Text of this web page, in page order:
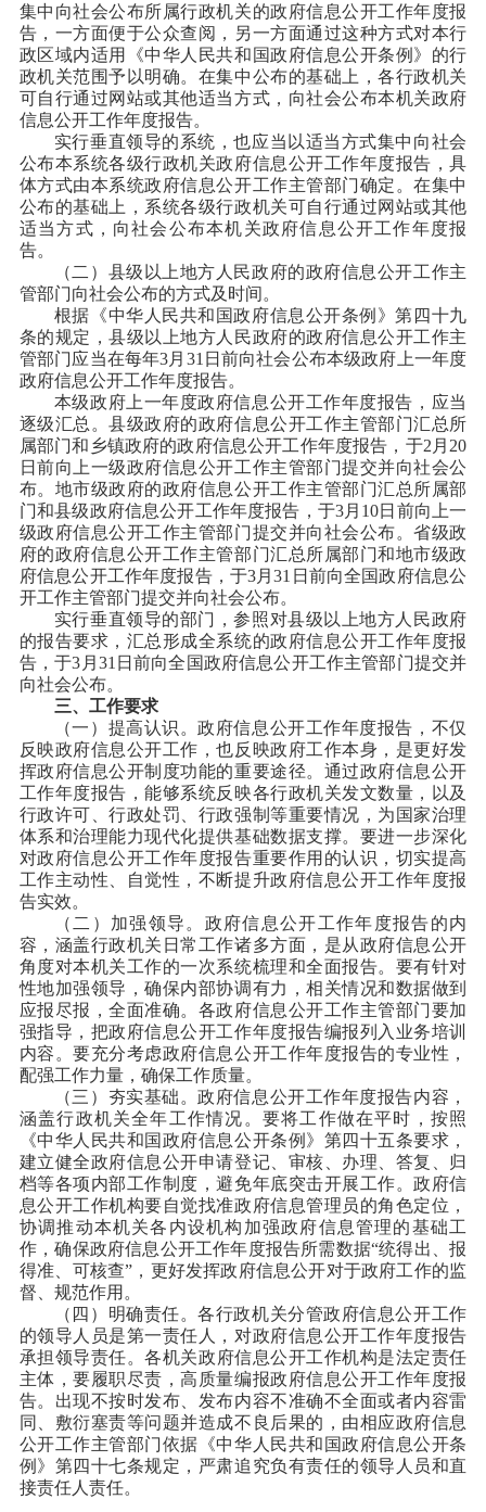
集中向社会公布所属行政机关的政府信息公开工作年度报
告，一方面便于公众查阅，另一方面通过这种方式对本行
政区域内适用《中华人民共和国政府信息公开条例》的行
政机关范围予以明确。在集中公布的基础上，各行政机关
可自行通过网站或其他适当方式，向社会公布本机关政府
信息公开工作年度报告。
实行垂直领导的系统，也应当以适当方式集中向社会
公布本系统各级行政机关政府信息公开工作年度报告，具
体方式由本系统政府信息公开工作主管部门确定。在集中
公布的基础上，系统各级行政机关可自行通过网站或其他
适当方式，向社会公布本机关政府信息公开工作年度报
告。
（二）县级以上地方人民政府的政府信息公开工作主
管部门向社会公布的方式及时间。
根据《中华人民共和国政府信息公开条例》第四十九
条的规定，县级以上地方人民政府的政府信息公开工作主
管部门应当在每年3月31日前向社会公布本级政府上一年度
政府信息公开工作年度报告。
本级政府上一年度政府信息公开工作年度报告，应当
逐级汇总。县级政府的政府信息公开工作主管部门汇总所
属部门和乡镇政府的政府信息公开工作年度报告，于2月20
日前向上一级政府信息公开工作主管部门提交并向社会公
布。地市级政府的政府信息公开工作主管部门汇总所属部
门和县级政府信息公开工作年度报告，于3月10日前向上一
级政府信息公开工作主管部门提交并向社会公布。省级政
府的政府信息公开工作主管部门汇总所属部门和地市级政
府信息公开工作年度报告，于3月31日前向全国政府信息公
开工作主管部门提交并向社会公布。
实行垂直领导的部门，参照对县级以上地方人民政府
的报告要求，汇总形成全系统的政府信息公开工作年度报
告，于3月31日前向全国政府信息公开工作主管部门提交并
向社会公布。
三、工作要求
（一）提高认识。政府信息公开工作年度报告，不仅
反映政府信息公开工作，也反映政府工作本身，是更好发
挥政府信息公开制度功能的重要途径。通过政府信息公开
工作年度报告，能够系统反映各行政机关发文数量，以及
行政许可、行政处罚、行政强制等重要情况，为国家治理
体系和治理能力现代化提供基础数据支撑。要进一步深化
对政府信息公开工作年度报告重要作用的认识，切实提高
工作主动性、自觉性，不断提升政府信息公开工作年度报
告实效。
（二）加强领导。政府信息公开工作年度报告的内
容，涵盖行政机关日常工作诸多方面，是从政府信息公开
角度对本机关工作的一次系统梳理和全面报告。要有针对
性地加强领导，确保内部协调有力，相关情况和数据做到
应报尽报，全面准确。各政府信息公开工作主管部门要加
强指导，把政府信息公开工作年度报告编报列入业务培训
内容。要充分考虑政府信息公开工作年度报告的专业性，
配强工作力量，确保工作质量。
（三）夯实基础。政府信息公开工作年度报告内容，
涵盖行政机关全年工作情况。要将工作做在平时，按照
《中华人民共和国政府信息公开条例》第四十五条要求，
建立健全政府信息公开申请登记、审核、办理、答复、归
档等各项内部工作制度，避免年底突击开展工作。政府信
息公开工作机构要自觉找准政府信息管理员的角色定位，
协调推动本机关各内设机构加强政府信息管理的基础工
作，确保政府信息公开工作年度报告所需数据“统得出、报
得准、可核查”，更好发挥政府信息公开对于政府工作的监
督、规范作用。
（四）明确责任。各行政机关分管政府信息公开工作
的领导人员是第一责任人，对政府信息公开工作年度报告
承担领导责任。各机关政 府信息公开工作机构是法定责任
主体，要履职尽责，高质量编报政府信息公开工作年度报
告。出现不按时发布、发布内容不准确不全面或者内容雷
同、敷衍塞责等问题并造成不良后果的，由相应政府信息
公开工作主管部门依据《中华人民共和国政府信息公开条
例》第四十七条规定，严肃追究负有责任的领导人员和直
接责任人责任。